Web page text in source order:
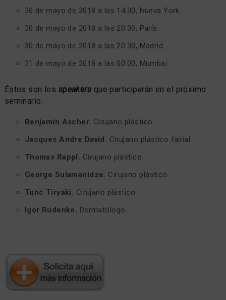
30 de mayo de 2018 a las 14:30, Nueva York.
30 de mayo de 2018 a las 20:30, París.
30 de mayo de 2018 a las 20:30, Madrid.
31 de mayo de 2018 a las 00:00, Mumbai.
Éstos son los speakers que participarán en el próximo
seminario:
Benjamin Ascher. Cirujano plástico.
Jacques Andre David. Cirujano plástico facial.
Thomas Rappl. Cirujano plástico.
George Sulamanidze. Cirujano plástico.
Tunc Tiryaki. Cirujano plástico.
Igor Rudenko. Dermatólogo.